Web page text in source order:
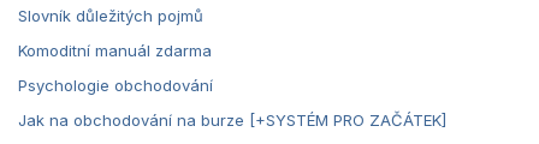
Slovník důležitých pojmů
Komoditní manuál zdarma
Psychologie obchodování
Jak na obchodování na burze [+SYSTÉM PRO ZAČÁTEK]